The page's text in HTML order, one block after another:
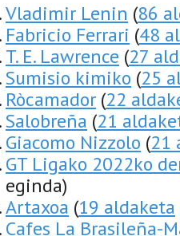
Vladimir Lenin (86
Fabricio Ferrari (48
T. E. Lawrence (27
Sumisio kimiko (25
Ròcamador (22
Salobreña (21
Giacomo Nizzolo (21
GT Ligako 2022ko
eginda)
Artaxoa (19 aldaketa
Cafes La Brasileña-